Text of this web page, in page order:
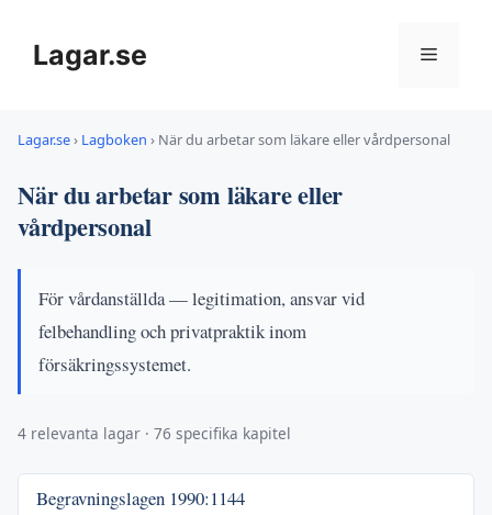
innehållLagar.se Meny
Lagar.se› Lagboken › När du arbetar som läkare eller vårdpersonal
När du arbetar som läkare eller
vårdpersonal
För vårdanställda — legitimation, ansvar vid
felbehandling och privatpraktik inom
försäkringssystemet.
4 relevanta lagar · 76 specifika kapitel
Begravningslagen 1990:1144